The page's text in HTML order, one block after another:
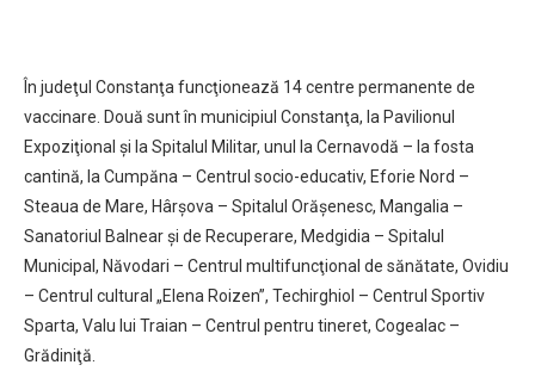
În judeţul Constanţa funcţionează 14 centre permanente de
vaccinare. Două sunt în municipiul Constanţa, la Pavilionul
Expoziţional şi la Spitalul Militar, unul la Cernavodă – la fosta
cantină, la Cumpăna – Centrul socio-educativ, Eforie Nord –
Steaua de Mare, Hârşova – Spitalul Orăşenesc, Mangalia –
Sanatoriul Balnear şi de Recuperare, Medgidia – Spitalul
Municipal, Năvodari – Centrul multifuncţional de sănătate, Ovidiu
– Centrul cultural „Elena Roizen”, Techirghiol – Centrul Sportiv
Sparta, Valu lui Traian – Centrul pentru tineret, Cogealac –
Grădiniţă.